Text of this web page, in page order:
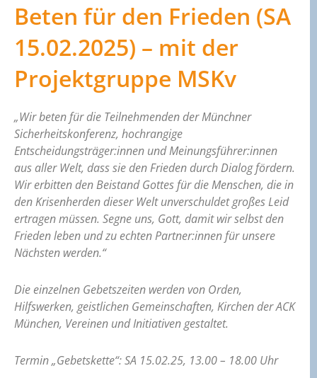
Beten für den Frieden (SA
15.02.2025) – mit der
Projektgruppe MSKv
„Wir beten für die Teilnehmenden der Münchner
Sicherheitskonferenz, hochrangige
Entscheidungsträger:innen und Meinungsführer:innen
aus aller Welt, dass sie den Frieden durch Dialog fördern.
Wir erbitten den Beistand Gottes für die Menschen, die in
den Krisenherden dieser Welt unverschuldet großes Leid
ertragen müssen. Segne uns, Gott, damit wir selbst den
Frieden leben und zu echten Partner:innen für unsere
Nächsten werden.“
Die einzelnen Gebetszeiten werden von Orden,
Hilfswerken, geistlichen Gemeinschaften, Kirchen der ACK
München, Vereinen und Initiativen gestaltet.
Termin „Gebetskette“: SA 15.02.25, 13.00 – 18.00 Uhr